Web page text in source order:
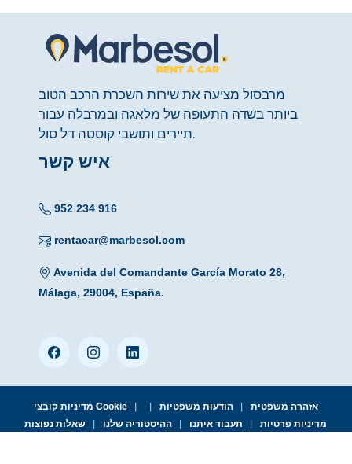
מרבסול מציעה את שירות השכרת הרכב הטוב
ביותר בשדה התעופה של מלאגה ובמרבלה עבור
תיירים ותושבי קוסטה דל סול.
איש קשר
952 234 916
rentacar@marbesol.com
Avenida del Comandante García Morato 28,
Málaga, 29004, España.
מדיניות קובצי Cookie | אזהרה משפטית | הודעות משפטיות |
מדיניות פרטיות | תעבוד איתנו | ההיסטוריה שלנו | שאלות נפוצות